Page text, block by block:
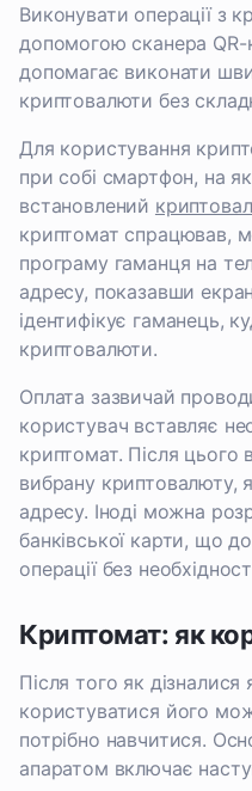
Виконувати операції з
допомогою сканера QR-
допомагає виконати
криптовалюти без
Для користування
при собі смартфон, на
встановлений
криптомат спрацював,
програму гаманця на
адресу, показавши
ідентифікує гаманець,
криптовалюти.
Оплата зазвичай
користувач вставляє
криптомат. Після цього
вибрану криптовалюту,
адресу. Іноді можна
банківської карти, що
операції без
Криптомат: як
Після того як
користуватися його
потрібно навчитися.
апаратом включає